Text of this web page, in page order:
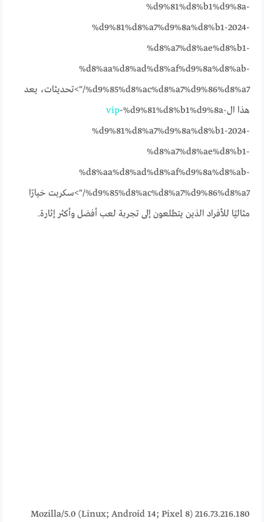
%d9%81%d8%b1%d9%8a-
%d9%81%d8%a7%d9%8a%d8%b1-2024-
%d8%a7%d8%ae%d8%b1-
%d8%aa%d8%ad%d8%af%d9%8a%d8%ab-
%d9%85%d8%ac%d8%a7%d9%86%d8%a7/">تحديثات، يعد
هذا ال
vip-%d9%81%d8%b1%d9%8a-
%d9%81%d8%a7%d9%8a%d8%b1-2024-
%d8%a7%d8%ae%d8%b1-
%d8%aa%d8%ad%d8%af%d9%8a%d8%ab-
%d9%85%d8%ac%d8%a7%d9%86%d8%a7/">سكربت خيارًا
مثاليًا للأفراد الذين يتطلعون إلى تجربة لعب أفضل وأكثر إثارة.
216.73.216.180 Mozilla/5.0 (Linux; Android 14; Pixel 8)